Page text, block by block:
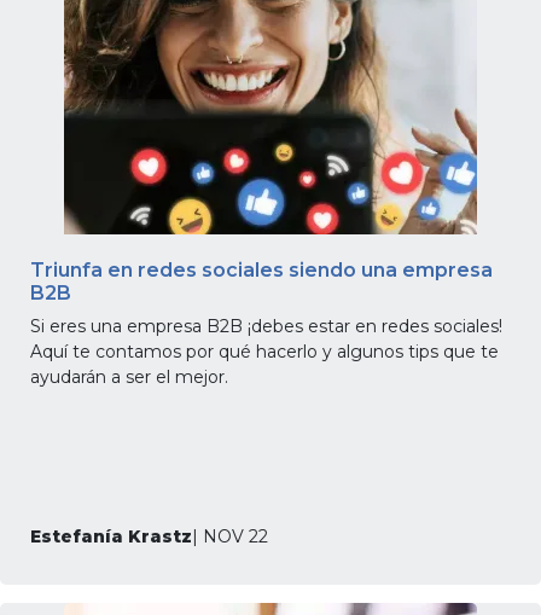
Triunfa en redes sociales siendo una empresa
B2B
Si eres una empresa B2B ¡debes estar en redes sociales!
Aquí te contamos por qué hacerlo y algunos tips que te
ayudarán a ser el mejor.
Estefanía Krastz| NOV 22